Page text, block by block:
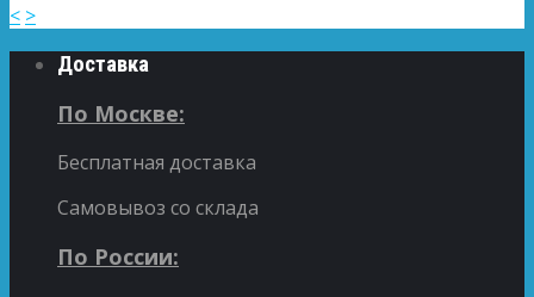
< >
Доставка
По Москве:
Бесплатная доставка
Самовывоз со склада
По России: